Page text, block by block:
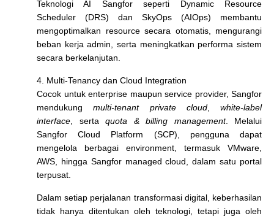
Teknologi AI Sangforseperti Dynamic Resource
Scheduler (DRS) dan SkyOps (AIOps) membantu
mengoptimalkan resource secara otomatis, mengurangi
beban kerja admin, serta meningkatkan performa sistem
secara berkelanjutan.
4. Multi-Tenancy dan Cloud Integration
Cocok untuk enterprise maupun service provider, Sangfor
mendukungmulti-tenant private cloud, white-label
interface , serta quota & billing management. Melalui
Sangfor Cloud Platform (SCP) , pengguna dapat
mengelola berbagai environment, termasuk VMware,
AWS,
hingga Sangfor managed cloud , dalam satu portal
terpusat.
Dalam setiap perjalanan transformasi digital, keberhasilan
tidak hanya ditentukan oleh teknologi, tetapi juga oleh